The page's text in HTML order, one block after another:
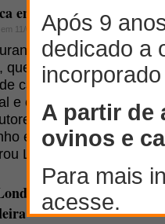
em torneios da categoria
11/06/2014
uma das etapas
que o empresário
cães pastores Border
e o esporte. "Vi aquilo
de orientar a
e leva-lo para onde
Lotufo.
consome mais